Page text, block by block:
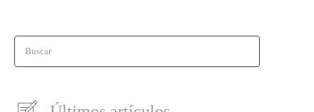
Buscar